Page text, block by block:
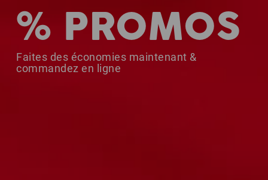
% PROMOS
Faites des économies maintenant &
commandez en ligne